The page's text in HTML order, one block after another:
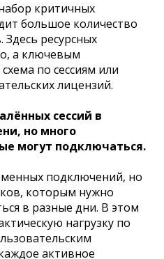
критичных
большое количество
ресурсных
а ключевым
по сессиям или
лицензий.
сессий в
но много
могут подключаться.
подключений, но
которым нужно
в разные дни. В этом
нагрузку по
активное